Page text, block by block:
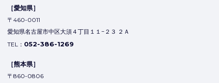
［愛知県］
〒460-0011
愛知県名古屋市中区大須４丁目１１−２３ ２Ａ
TEL： 052-386-1269
［熊本県］
〒860-0806